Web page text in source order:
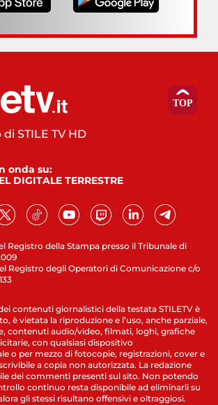
Registro della Stampa presso il Tribunale di
Registro degli Operatori di Comunicazione c/o
STILE TV HD
onda su:
DIGITALE TERRESTRE
contenuti giornalistici della testata STILETV è
è vietata la riproduzione e l’uso, anche parziale,
contenuti audio/video, filmati, loghi, grafiche
con qualsiasi dispositivo
o per mezzo di fotocopie, registrazioni, cover e
a copia non autorizzata. La redazione
dei commenti presenti sul sito. Non potendo
continuo resta disponibile ad eliminarli su
gli stessi risultano offensivi e oltraggiosi.